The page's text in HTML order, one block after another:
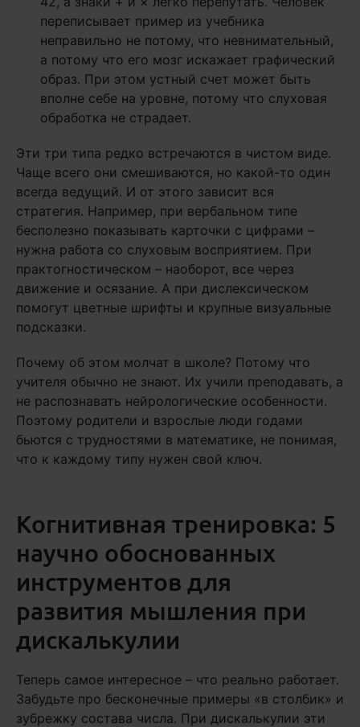
переписывает пример из учебника
неправильно не потому, что невнимательный,
а потому что его мозг искажает графический
образ. При этом устный счет может быть
вполне себе на уровне, потому что слуховая
обработка не страдает.
Эти три типа редко встречаются в чистом виде.
Чаще всего они смешиваются, но какой-то один
всегда ведущий. И от этого зависит вся
стратегия. Например, при вербальном типе
бесполезно показывать карточки с цифрами –
нужна работа со слуховым восприятием. При
практогностическом – наоборот, все через
движение и осязание. А при дислексическом
помогут цветные шрифты и крупные визуальные
подсказки.
Почему об этом молчат в школе? Потому что
учителя обычно не знают. Их учили преподавать, а
не распознавать нейрологические особенности.
Поэтому родители и взрослые люди годами
бьются с трудностями в математике, не понимая,
что к каждому типу нужен свой ключ.
Когнитивная тренировка: 5
научно обоснованных
инструментов для
развития мышления при
дискалькулии
Теперь самое интересное – что реально работает.
Забудьте про бесконечные примеры «в столбик» и
зубрежку состава числа. При дискалькулии эти